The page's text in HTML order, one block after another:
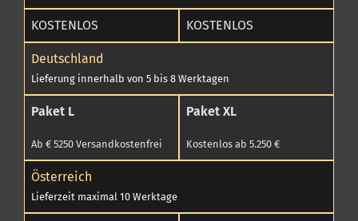
KOSTENLOS KOSTENLOS
Deutschland
Lieferung innerhalb von 5 bis 8 Werktagen
Paket L
Ab € 5250 Versandkostenfrei
Paket XL
Kostenlos ab 5.250 €
Österreich
Lieferzeit maximal 10 Werktage